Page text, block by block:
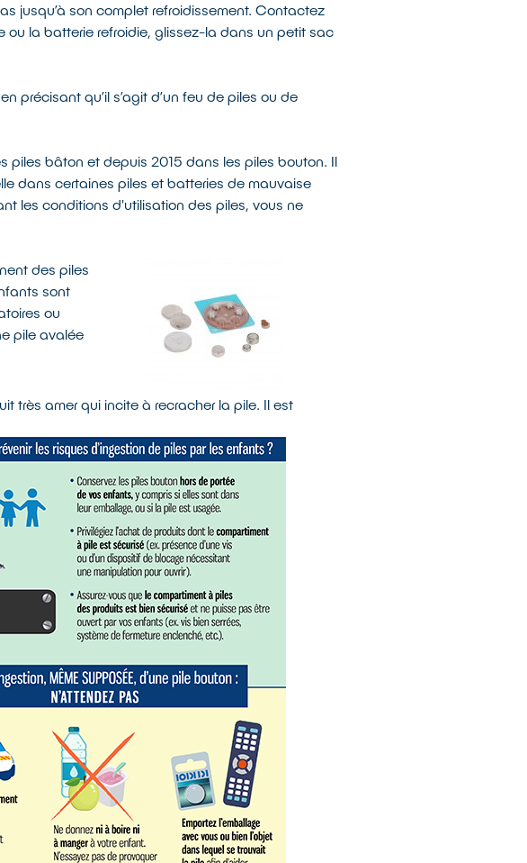
jusqu’à son complet refroidissement. Contactez
ou la batterie refroidie, glissez-la dans un petit sac
précisant qu’il s’agit d’un feu de piles ou de
piles bâton et depuis 2015 dans les piles bouton. Il
dans certaines piles et batteries de mauvaise
les conditions d'utilisation des piles, vous ne
des piles
sont
ou
pile avalée
très amer qui incite à recracher la pile. Il est